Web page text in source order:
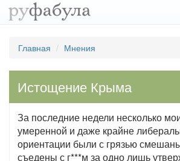
Главная Мнения
Истощение Крыма
За последние недели несколько
умеренной и даже крайне
ориентации были с грязью
съедены с г***м за одно лишь